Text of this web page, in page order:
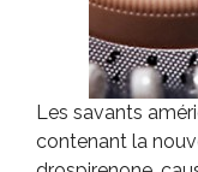
Les savants
contenant la